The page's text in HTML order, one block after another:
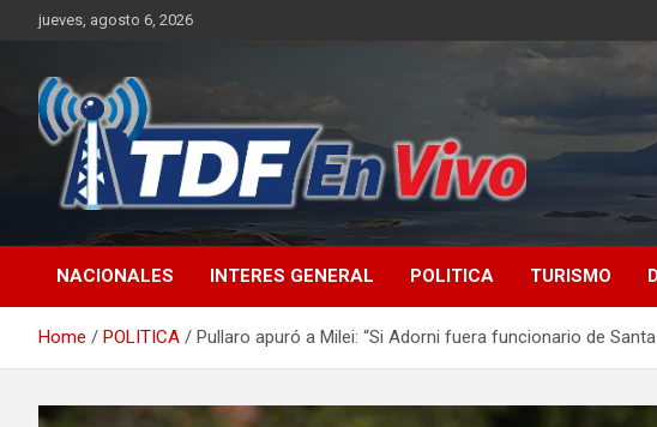
jueves, agosto 6, 2026
NACIONALES INTERES GENERAL POLITICA TURISMO
Home POLITICA Pullaro apuró a Milei: “Si Adorni fuera funcionario de